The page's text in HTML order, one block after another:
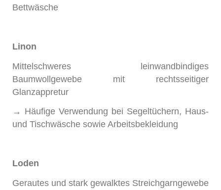
Bettwäsche
Linon
Mittelschweres leinwandbindiges
Baumwollgewebe mit rechtsseitiger
Glanzappretur
→ Häufige Verwendung bei Segeltüchern, Haus-
und Tischwäsche sowie Arbeitsbekleidung
Loden
Gerautes und stark gewalktes Streichgarngewebe